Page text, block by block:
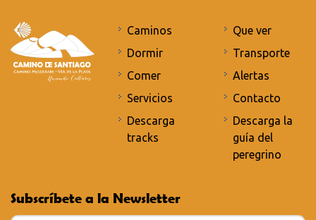
Caminos
Dormir
Comer
Servicios
Descarga
tracks
Que ver
Transporte
Alertas
Contacto
Descarga la
guía del
peregrino
Subscríbete a la Newsletter